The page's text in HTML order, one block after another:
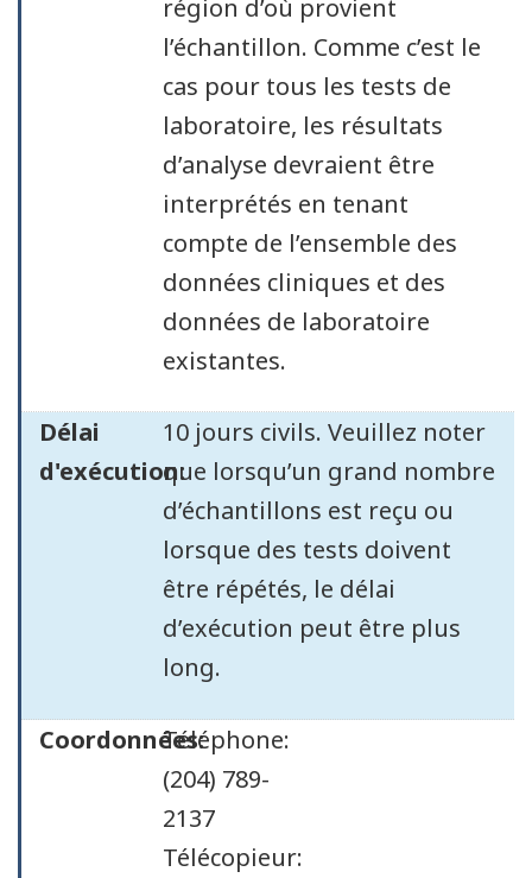
région d’où provient
l’échantillon. Comme c’est le
cas pour tous les tests de
laboratoire, les résultats
d’analyse devraient être
interprétés en tenant
compte de l’ensemble des
données cliniques et des
données de laboratoire
existantes.
Délai
d'exécution:
10 jours civils. Veuillez noter
que lorsqu’un grand nombre
d’échantillons est reçu ou
lorsque des tests doivent
être répétés, le délai
d’exécution peut être plus
long.
Coordonnées:Téléphone:
(204) 789-
2137
Télécopieur: